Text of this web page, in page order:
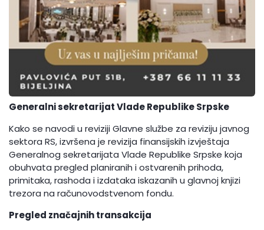
Generalni sekretarijat Vlade Republike Srpske
Kako se navodi u reviziji Glavne službe za reviziju javnog
sektora RS, izvršena je revizija finansijskih izvještaja
Generalnog sekretarijata Vlade Republike Srpske koja
obuhvata pregled planiranih i ostvarenih prihoda,
primitaka, rashoda i izdataka iskazanih u glavnoj knjizi
trezora na računovodstvenom fondu.
Pregled značajnih transakcija